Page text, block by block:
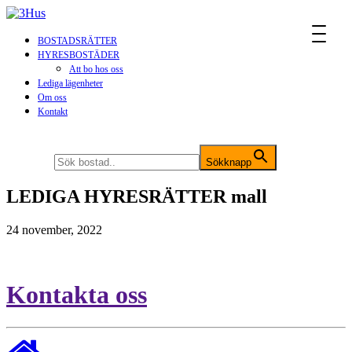
BOSTADSRÄTTER
HYRESBOSTÄDER
Att bo hos oss
Lediga lägenheter
Om oss
Kontakt
Sökknapp
LEDIGA HYRESRÄTTER mall
24 november, 2022
Kontakta oss